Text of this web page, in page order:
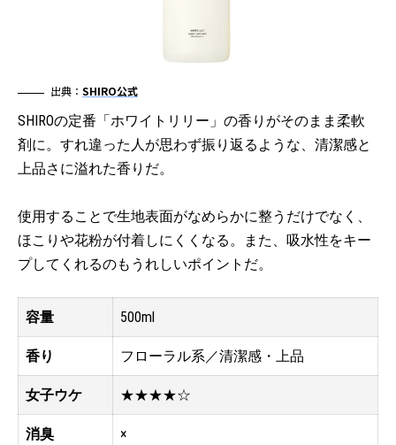
出典： SHIRO公式
SHIROの定番「ホワイトリリー」の香りがそのまま柔軟
剤に。すれ違った人が思わず振り返るような、清潔感と
上品さに溢れた香りだ。
使用することで生地表面がなめらかに整うだけでなく、
ほこりや花粉が付着しにくくなる。また、吸水性をキー
プしてくれるのもうれしいポイントだ。
容量 500ml
香り フローラル系／清潔感・上品
女子ウケ ★★★★☆
消臭 ×